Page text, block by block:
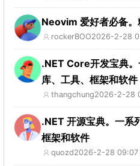
Neovim 爱好者必备
rockerBOO2026-2-28
.NET Core开发宝典
库、工具、框架和软件
thangchung2026-2-28
.NET 开源宝典。一系
框架和软件
quozd2026-2-28 09:07